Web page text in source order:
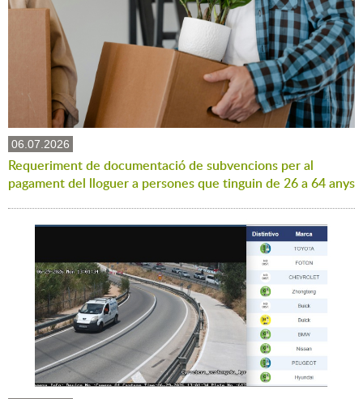
06.07.2026
Requeriment de documentació de subvencions per al
pagament del lloguer a persones que tinguin de 26 a 64 anys